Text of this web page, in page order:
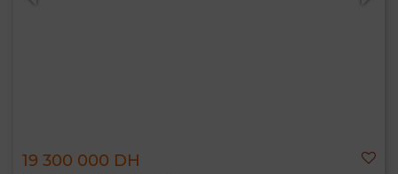
19 300 000 DH